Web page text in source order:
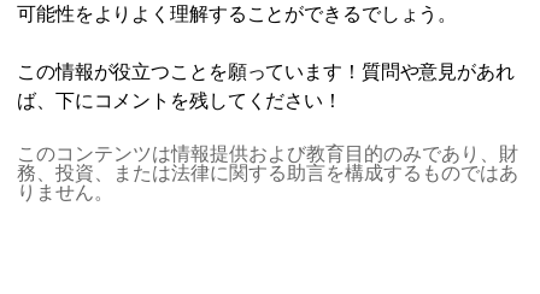
可能性をよりよく理解することができるでしょう。
この情報が役立つことを願っています！質問や意見があれ
ば、下にコメントを残してください！
このコンテンツは情報提供および教育目的のみであり、財
務、投資、または法律に関する助言を構成するものではあ
りません。